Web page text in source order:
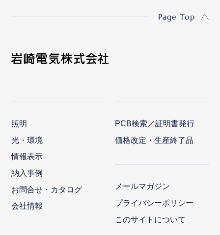
Page Top
照明
光・環境
情報表示
納入事例
お問合せ・カタログ
会社情報
PCB検索／証明書発行
価格改定・生産終了品
メールマガジン
プライバシーポリシー
このサイトについて